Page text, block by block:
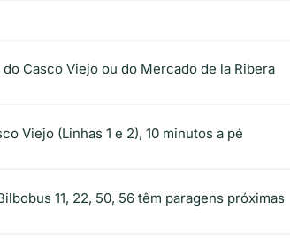
do Casco Viejo ou do Mercado de la Ribera
Viejo (Linhas 1 e 2), 10 minutos a pé
11, 22, 50, 56 têm paragens próximas